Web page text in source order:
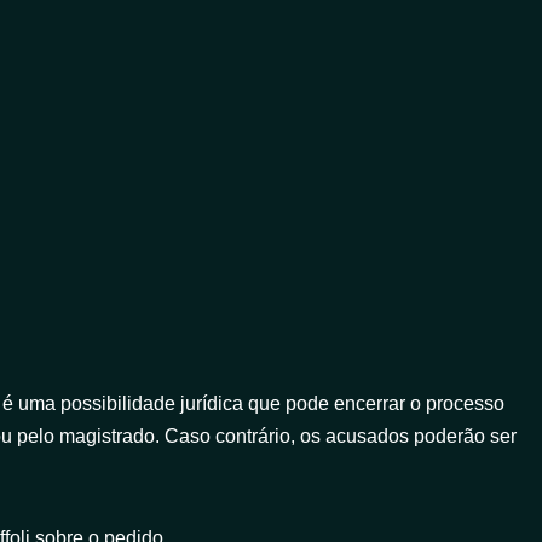
uma possibilidade jurídica que pode encerrar o processo
pelo magistrado. Caso contrário, os acusados poderão ser
sobre o pedido.